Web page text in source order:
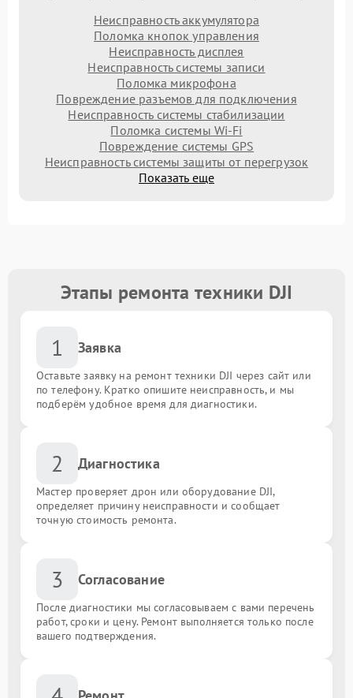
Неисправность аккумулятора
Поломка кнопок управления
Неисправность дисплея
Неисправность системы записи
Поломка микрофона
Повреждение разъемов для подключения
Неисправность системы стабилизации
Поломка системы Wi-Fi
Повреждение системы GPS
Неисправность системы защиты от перегрузок
Показать еще
Этапы ремонта техники DJI
1 Заявка
Оставьте заявку на ремонт техники DJI через сайт или
по телефону. Кратко опишите неисправность, и мы
подберём удобное время для диагностики.
2 Диагностика
Мастер проверяет дрон или оборудование DJI,
определяет причину неисправности и сообщает
точную стоимость ремонта.
3 Согласование
После диагностики мы согласовываем с вами перечень
работ, сроки и цену. Ремонт выполняется только после
вашего подтверждения.